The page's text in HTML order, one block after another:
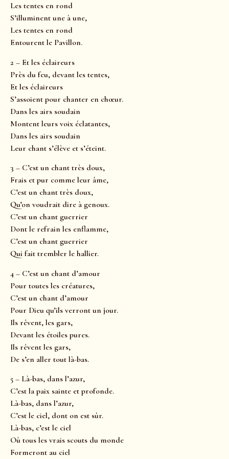
Les tentes en rond
S’illuminent une à une,
Les tentes en rond
Entourent le Pavillon.
2 – Et les éclaireurs
Près du feu, devant les tentes,
Et les éclaireurs
S’assoient pour chanter en chœur.
Dans les airs soudain
Montent leurs voix éclatantes,
Dans les airs soudain
Leur chant s’élève et s’éteint.
3 – C’est un chant très doux,
Frais et pur comme leur âme,
C’est un chant très doux,
Qu’on voudrait dire à genoux.
C’est un chant guerrier
Dont le refrain les enflamme,
C’est un chant guerrier
Qui fait trembler le hallier.
4 – C’est un chant d’amour
Pour toutes les créatures,
C’est un chant d’amour
Pour Dieu qu’ils verront un jour.
Ils rêvent, les gars,
Devant les étoiles pures.
Ils rêvent les gars,
De s’en aller tout là-bas.
5 – Là-bas, dans l’azur,
C’est la paix sainte et profonde.
Là-bas, dans l’azur,
C’est le ciel, dont on est sûr.
Là-bas, c’est le ciel
Où tous les vrais scouts du monde
Formeront au ciel